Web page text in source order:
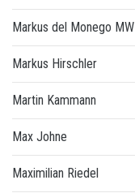
Markus del Monego MW
Markus Hirschler
Martin Kammann
Max Johne
Maximilian Riedel